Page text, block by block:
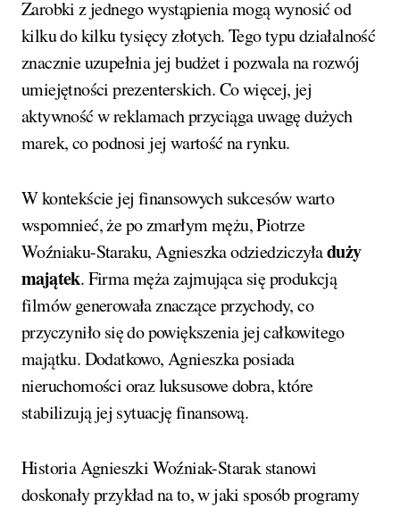
Zarobki z jednego wystąpienia mogą wynosić od
kilku do kilku tysięcy złotych. Tego typu działalność
znacznie uzupełnia jej budżet i pozwala na rozwój
umiejętności prezenterskich. Co więcej, jej
aktywność w reklamach przyciąga uwagę dużych
marek, co podnosi jej wartość na rynku.
W kontekście jej finansowych sukcesów warto
wspomnieć, że po zmarłym mężu, Piotrze
Woźniaku-Staraku, Agnieszka odziedziczyładuży
majątek. Firma męża zajmująca się produkcją
filmów generowała znaczące przychody, co
przyczyniło się do powiększenia jej całkowitego
majątku. Dodatkowo, Agnieszka posiada
nieruchomości oraz luksusowe dobra, które
stabilizują jej sytuację finansową.
Historia Agnieszki Woźniak-Starak stanowi
doskonały przykład na to, w jaki sposób programy